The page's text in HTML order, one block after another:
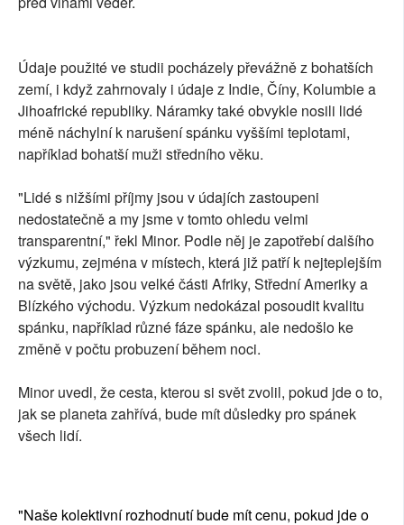
Údaje použité ve studii pocházely převážně z bohatších
zemí, i když zahrnovaly i údaje z Indie, Číny, Kolumbie a
Jihoafrické republiky. Náramky také obvykle nosili lidé
méně náchylní k narušení spánku vyššími teplotami,
například bohatší muži středního věku.
"Lidé s nižšími příjmy jsou v údajích zastoupeni
nedostatečně a my jsme v tomto ohledu velmi
transparentní," řekl Minor. Podle něj je zapotřebí dalšího
výzkumu, zejména v místech, která již patří k nejteplejším
na světě, jako jsou velké části Afriky, Střední Ameriky a
Blízkého východu. Výzkum nedokázal posoudit kvalitu
spánku, například různé fáze spánku, ale nedošlo ke
změně v počtu probuzení během noci.
Minor uvedl, že cesta, kterou si svět zvolil, pokud jde o to,
jak se planeta zahřívá, bude mít důsledky pro spánek
všech lidí.
"Naše kolektivní rozhodnutí bude mít cenu, pokud jde o